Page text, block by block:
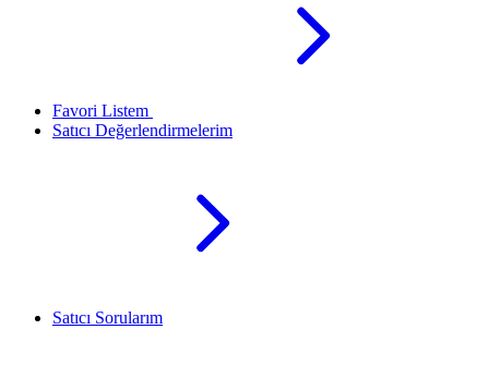
Favori Listem
Satıcı Değerlendirmelerim
Satıcı Sorularım